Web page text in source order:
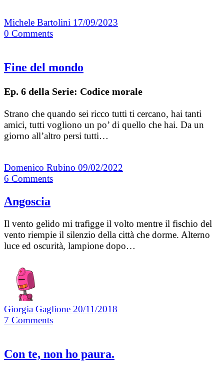
Michele Bartolini 17/09/2023
0 Comments
Fine del mondo
Ep. 6 della Serie: Codice morale
Strano che quando sei ricco tutti ti cercano, hai tanti
amici, tutti vogliono un po’ di quello che hai. Da un
giorno all’altro persi tutti…
Domenico Rubino 09/02/2022
6 Comments
Angoscia
Il vento gelido mi trafigge il volto mentre il fischio del
vento riempie il silenzio della città che dorme. Alterno
luce ed oscurità, lampione dopo…
Giorgia Gaglione 20/11/2018
7 Comments
Con te, non ho paura.